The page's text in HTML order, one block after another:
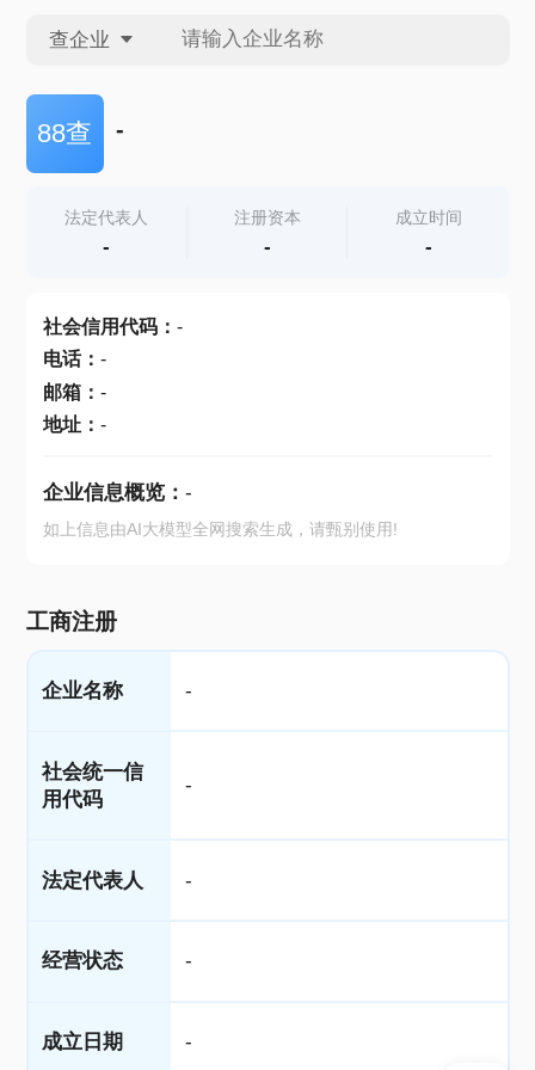
查企业
查企业
查产地
88查 -
法定代表人
-
注册资本
-
成立时间
-
社会信用代码： -
电话： -
邮箱： -
地址： -
企业信息概览： -
如上信息由AI大模型全网搜索生成，请甄别使用!
工商注册
企业名称 -
社会统一信
用代码
-
法定代表人 -
经营状态 -
成立日期 -